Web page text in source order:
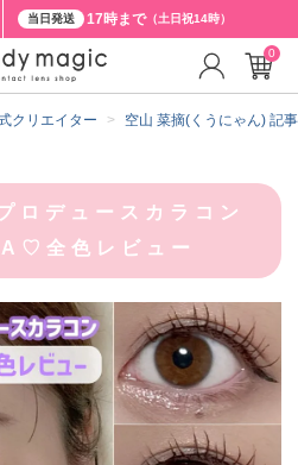
当日発送 17時まで（土日祝14時）
クリエイター 空山 菜摘(くうにゃん) 記
ロデュースカラコン
全色レビュー
0